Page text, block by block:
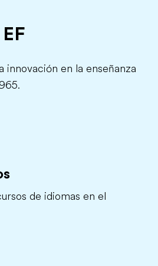
innovación en la enseñanza
de idiomas en el